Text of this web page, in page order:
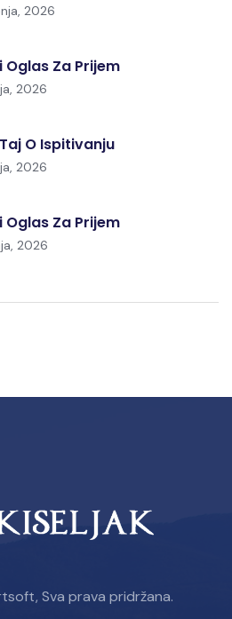
2026
Oglas Za Prijem
2026
O Ispitivanju
2026
Oglas Za Prijem
2026
Sva prava pridržana.